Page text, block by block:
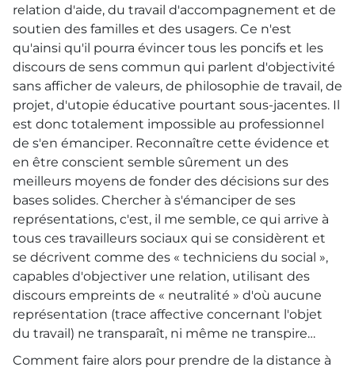
relation d'aide, du travail d'accompagnement et de
soutien des familles et des usagers. Ce n'est
qu'ainsi qu'il pourra évincer tous les poncifs et les
discours de sens commun qui parlent d'objectivité
sans afficher de valeurs, de philosophie de travail, de
projet, d'utopie éducative pourtant sous-jacentes. Il
est donc totalement impossible au professionnel
de s'en émanciper. Reconnaître cette évidence et
en être conscient semble sûrement un des
meilleurs moyens de fonder des décisions sur des
bases solides. Chercher à s'émanciper de ses
représentations, c'est, il me semble, ce qui arrive à
tous ces travailleurs sociaux qui se considèrent et
se décrivent comme des « techniciens du social »,
capables d'objectiver une relation, utilisant des
discours empreints de « neutralité » d'où aucune
représentation (trace affective concernant l'objet
du travail) ne transparaît, ni même ne transpire…
Comment faire alors pour prendre de la distance à